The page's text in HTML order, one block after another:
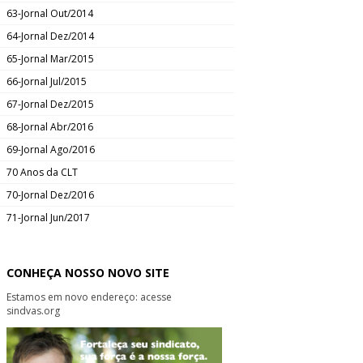
63-Jornal Out/2014
64-Jornal Dez/2014
65-Jornal Mar/2015
66-Jornal Jul/2015
67-Jornal Dez/2015
68-Jornal Abr/2016
69-Jornal Ago/2016
70 Anos da CLT
70-Jornal Dez/2016
71-Jornal Jun/2017
CONHEÇA NOSSO NOVO SITE
Estamos em novo endereço: acesse
sindvas.org